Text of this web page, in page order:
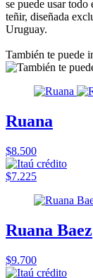
se puede usar
teñir, diseñada
Uruguay.
También te puede
Ruana
$8.500
$7.225
Ruana Baez
$9.700